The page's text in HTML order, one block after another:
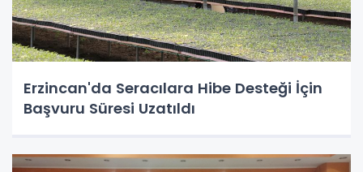
Erzincan'da Seracılara Hibe Desteği İçin
Başvuru Süresi Uzatıldı